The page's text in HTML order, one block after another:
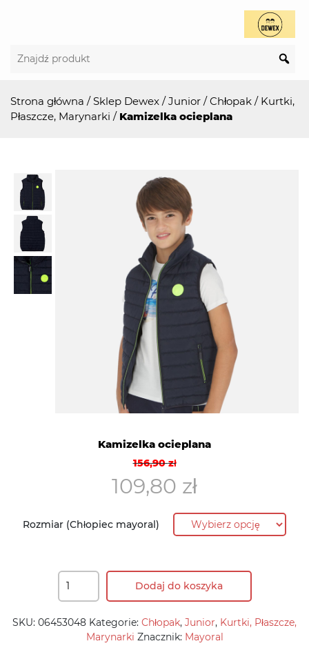
Strona główna /Sklep Dewex /Junior /Chłopak / Kurtki,
Płaszcze, Marynarki / Kamizelka ocieplana
Kamizelka ocieplana
156,90zł
Pierwotna
cena
wynosiła:
109,80 zł
Aktualna
cena
wynosi:
Rozmiar (Chłopiec mayoral)
Dodaj do koszyka
SKU: 06453048 Kategorie: Chłopak, Junior, Kurtki, Płaszcze,
Marynarki Znacznik: Mayoral